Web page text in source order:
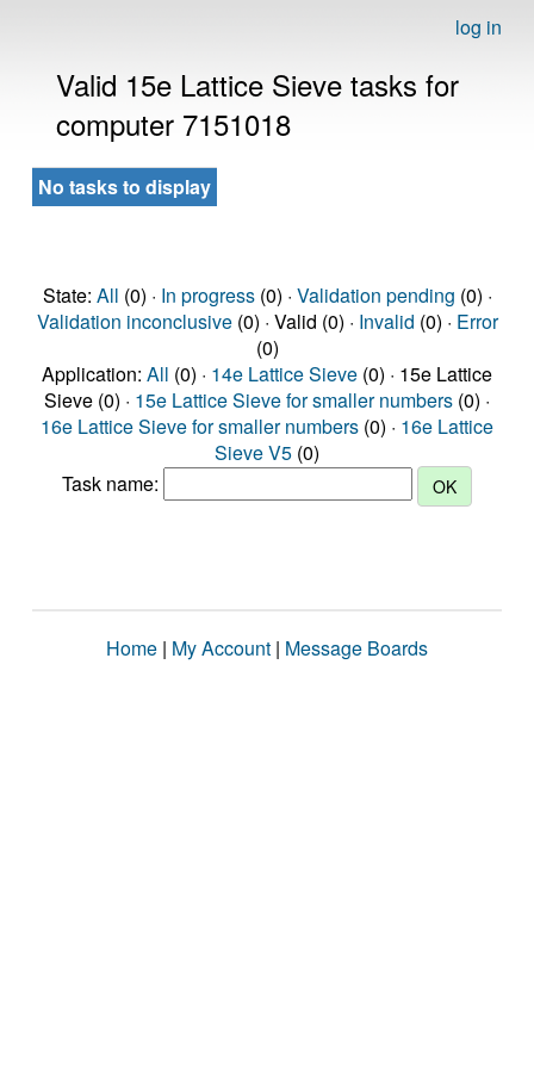
log in
Valid 15e Lattice Sieve tasks for
computer 7151018
No tasks to display
State: All (0) · In progress(0) · Validation pending (0) ·
Validation inconclusive(0) · Valid (0) · Invalid (0) · Error
(0)
Application: All (0) · 14e Lattice Sieve (0) · 15e Lattice
Sieve (0) · 15e Lattice Sieve for smaller numbers (0) ·
16e Lattice Sieve for smaller numbers (0) · 16e Lattice
Sieve V5 (0)
Task name:
Home | My Account | Message Boards